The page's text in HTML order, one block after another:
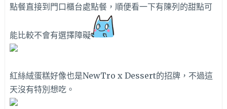
點餐直接到門口櫃台處點餐，順便看一下有陳列的甜點可
能比較不會有選擇障礙
紅絲絨蛋糕好像也是NewTro x Dessert的招牌，不過這
天沒有特別想吃。